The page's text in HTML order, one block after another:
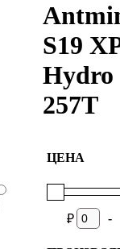
S19
Hydro
257T
ЦЕНА
₽ -